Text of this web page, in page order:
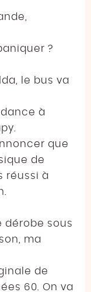
?
le bus va
à
que
de
réussi à
dérobe sous
ma
de
60. On va